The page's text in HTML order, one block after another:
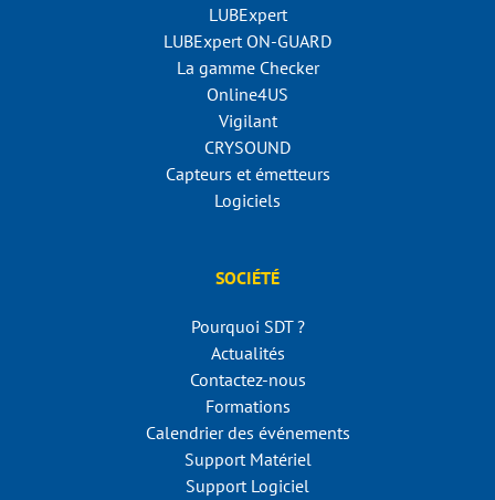
LUBExpert
LUBExpert ON-GUARD
La gamme Checker
Online4US
Vigilant
CRYSOUND
Capteurs et émetteurs
Logiciels
SOCIÉTÉ
Pourquoi SDT ?
Actualités
Contactez-nous
Formations
Calendrier des événements
Support Matériel
Support Logiciel